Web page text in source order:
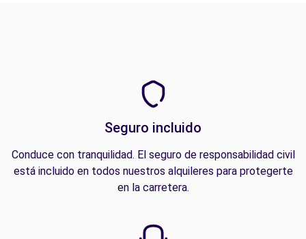
Seguro incluido
Conduce con tranquilidad. El seguro de responsabilidad civil
está incluido en todos nuestros alquileres para protegerte
en la carretera.